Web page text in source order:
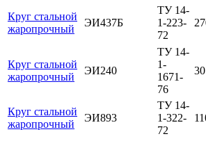
Круг стальной
жаропрочный
ЭИ437Б
ТУ 14-
1-223-
72
Круг стальной
жаропрочный
ЭИ240
ТУ 14-
1-
1671-
76
30
Круг стальной
жаропрочный
ЭИ893
ТУ 14-
1-322-
72